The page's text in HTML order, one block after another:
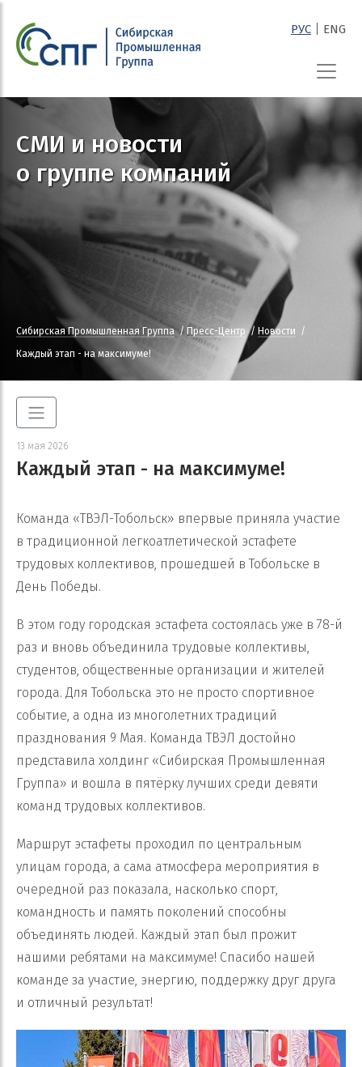
РУС ENG
СМИ и новости
о группе компаний
Сибирская Промышленная Группа Пресс-Центр
Новости
Каждый этап - на максимуме!
13 мая 2026
Каждый этап - на максимуме!
Команда «ТВЭЛ-Тобольск» впервые приняла участие
в традиционной легкоатлетической эстафете
трудовых коллективов, прошедшей в Тобольске в
День Победы.
В этом году городская эстафета состоялась уже в 78-й
раз и вновь объединила трудовые коллективы,
студентов, общественные организации и жителей
города. Для Тобольска это не просто спортивное
событие, а одна из многолетних традиций
празднования 9 Мая. Команда ТВЭЛ достойно
представила холдинг «Сибирская Промышленная
Группа» и вошла в пятёрку лучших среди девяти
команд трудовых коллективов.
Маршрут эстафеты проходил по центральным
улицам города, а сама атмосфера мероприятия в
очередной раз показала, насколько спорт,
командность и память поколений способны
объединять людей. Каждый этап был прожит
нашими ребятами на максимуме! Спасибо нашей
команде за участие, энергию, поддержку друг друга
и отличный результат!